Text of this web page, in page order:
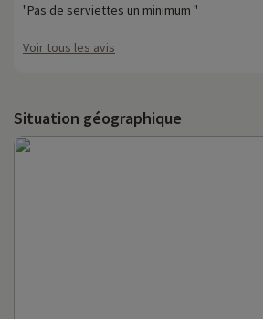
"Pas de serviettes un minimum "
Voir tous les avis
Situation géographique